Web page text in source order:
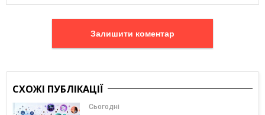
Залишити коментар
СХОЖІ ПУБЛІКАЦІЇ
Сьогодні